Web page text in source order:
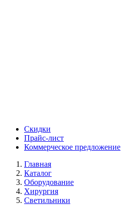
Скидки
Прайс-лист
Коммерческое предложение
Главная
Каталог
Оборудование
Хирургия
Светильники